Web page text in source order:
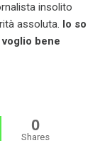
insolito
assoluta. Io so
bene
0
Shares